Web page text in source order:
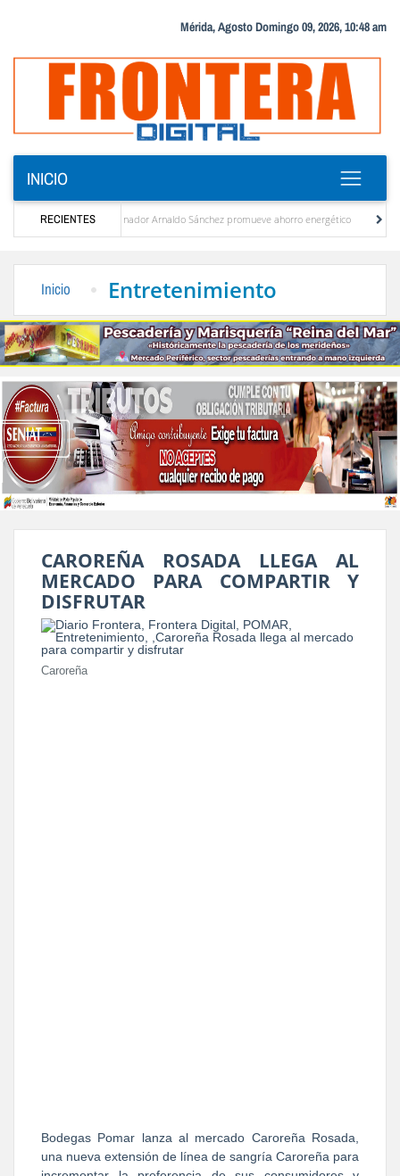
Mérida, Agosto Domingo 09, 2026, 10:48 am
INICIO
RECIENTESGobernador Arnaldo Sánchez promueve ahorro energético
Inicio Entretenimiento
CAROREÑA ROSADA LLEGA AL
MERCADO PARA COMPARTIR Y
DISFRUTAR
Caroreña
Bodegas Pomar lanza al mercado Caroreña Rosada,
una nueva extensión de línea de sangría Caroreña para